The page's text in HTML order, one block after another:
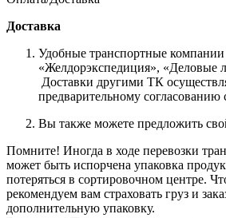
Доставка
Удобные транспортные
«Желдорэкспедиция»,
Доставки другими ТК
предварительному
Вы также можете предложить
Помните! Иногда в ходе перевозки
может быть испорчена упаковка
потеряться в сортировочном центре.
рекомендуем вам страховать груз и
дополнительную упаковку.